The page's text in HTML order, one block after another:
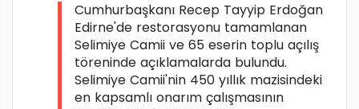
Cumhurbaşkanı Recep Tayyip Erdoğan
Edirne'de restorasyonu tamamlanan
Selimiye Camii ve 65 eserin toplu açılış
töreninde açıklamalarda bulundu.
Selimiye Camii'nin 450 yıllık mazisindeki
en kapsamlı onarım çalışmasının